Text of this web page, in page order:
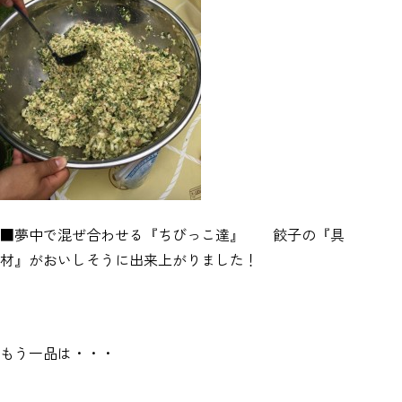
■夢中で混ぜ合わせる『ちびっこ達』 餃子の『具
材』がおいしそうに出来上がりました！
もう一品は・・・